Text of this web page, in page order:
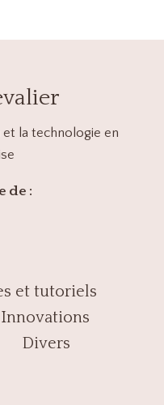
la technologie en
de :
et tutoriels
Innovations
Divers